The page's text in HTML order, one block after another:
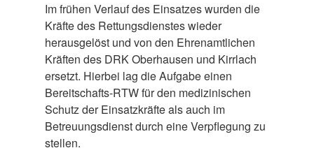
Im frühen Verlauf des Einsatzes wurden die
Kräfte des Rettungsdienstes wieder
herausgelöst und von den Ehrenamtlichen
Kräften des DRK Oberhausen und Kirrlach
ersetzt. Hierbei lag die Aufgabe einen
Bereitschafts-RTW für den medizinischen
Schutz der Einsatzkräfte als auch im
Betreuungsdienst durch eine Verpflegung zu
stellen.